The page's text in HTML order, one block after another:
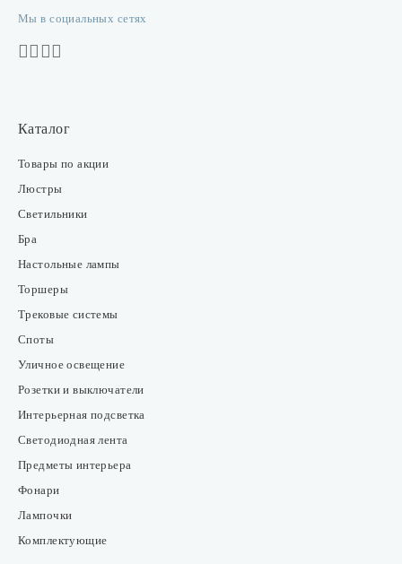
Мы в социальных сетях
Каталог
Товары по акции
Люстры
Светильники
Бра
Настольные лампы
Торшеры
Трековые системы
Споты
Уличное освещение
Розетки и выключатели
Интерьерная подсветка
Светодиодная лента
Предметы интерьера
Фонари
Лампочки
Комплектующие